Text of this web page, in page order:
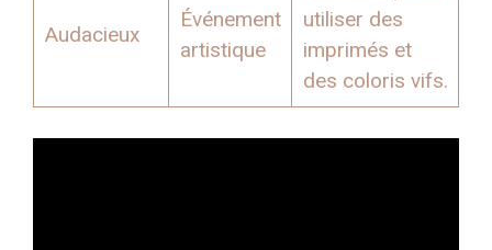
Audacieux
Événement
artistique
utiliser des
imprimés et
des coloris vifs.